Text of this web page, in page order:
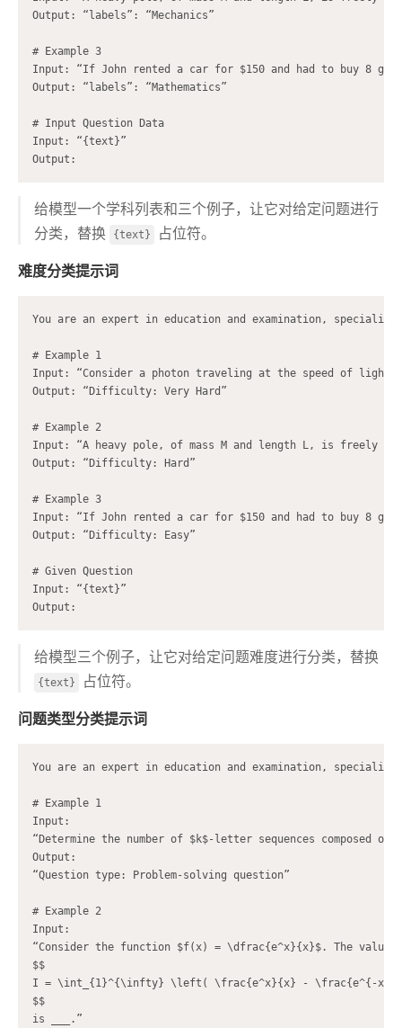
Output: “labels”: “Mechanics”
# Example 3
Input: “If John rented a car for $150 and had to buy 8
Output: “labels”: “Mathematics”
# Input Question Data
Input: “{text}”
给模型一个学科列表和三个例子，让它对给定问题进行
分类，替换
{text}
占位符。
难度分类提示词
You are an expert in education and examination,
# Example 1
Input: “Consider a photon traveling at the speed of light.
Output: “Difficulty: Very Hard”
# Example 2
Input: “A heavy pole, of mass M and length L, is freely
Output: “Difficulty: Hard”
# Example 3
Input: “If John rented a car for $150 and had to buy 8
Output: “Difficulty: Easy”
# Given Question
Input: “{text}”
给模型三个例子，让它对给定问题难度进行分类，替换
{text}
占位符。
问题类型分类提示词
You are an expert in education and examination,
# Example 1
Input:
“Determine the number of $k$-letter sequences composed
Output:
“Question type: Problem-solving question”
# Example 2
Input:
“Consider the function $f(x) = \dfrac{e^x}{x}$. The value
$$
I = \int_{1}^{\infty} \left( \frac{e^x}{x} - \frac{e^{-
$$
is ___.”